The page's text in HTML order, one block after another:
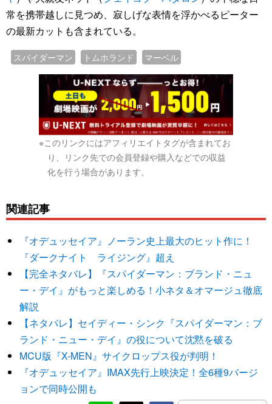
常を携帯越しに見つめ、寂しげな表情を浮かべるピーター
の最新カットも含まれている。
スパイダーマン トムホランド マーベル
※このリンクにはアフィリエイトタグが含まれてお
り、リンク先での会員登録や購入などでの収益
化を行う場合があります。
関連記事
『オデュッセイア』ノーラン史上最大のヒット作に！
『ダークナイト ライジング』超え
【完全ネタバレ】『スパイダーマン：ブランド・ニュ
ー・デイ』がもっと楽しめる！小ネタ＆オマージュ徹底
解説
【ネタバレ】セイディー・シンク『スパイダーマン：ブ
ランド・ニュー・デイ』の役について沈黙を破る
MCU版『X-MEN』サイクロップス役が判明！
『オデュッセイア』IMAX先行上映決定！全6種9バージ
ョンで同時公開も